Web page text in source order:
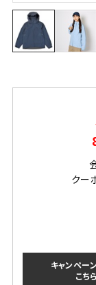
クー
キャンペー
こちら